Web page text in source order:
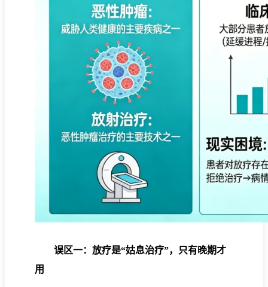
误区一：放疗是“姑息治疗”，只有晚期才
用